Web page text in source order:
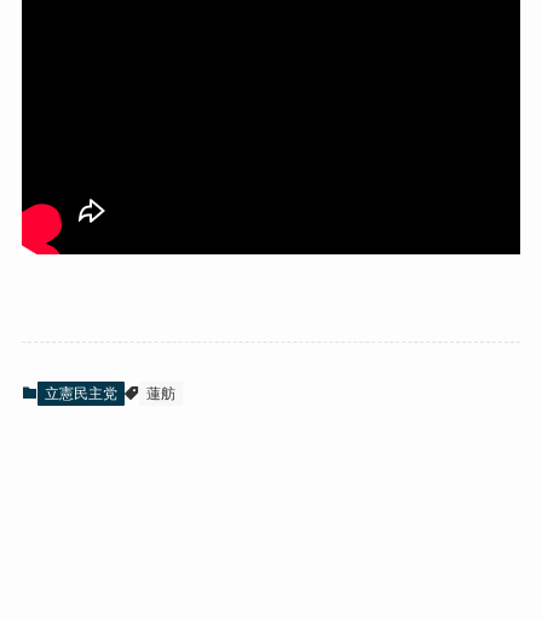
立憲民主党 蓮舫